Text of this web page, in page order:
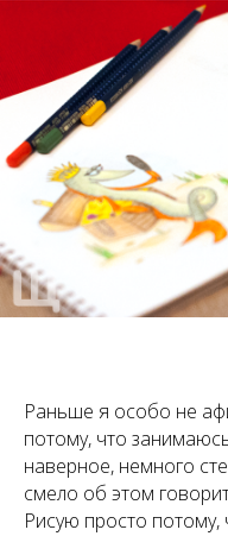
Раньше я особо не
потому, что
наверное, немного
смело об этом
Рисую просто потому,